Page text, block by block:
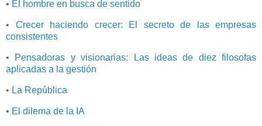
• El hombre en busca de sentido
• Crecer haciendo crecer: El secreto de las empresas
consistentes
• Pensadoras y visionarias: Las ideas de diez filosofas
aplicadas a la gestión
• La República
• El dilema de la IA